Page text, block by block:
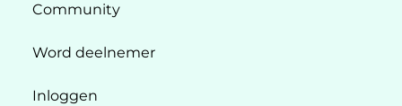
Community
Word deelnemer
Inloggen